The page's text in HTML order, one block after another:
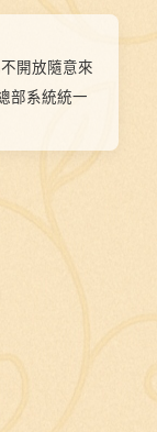
開放隨意來
部系統統一